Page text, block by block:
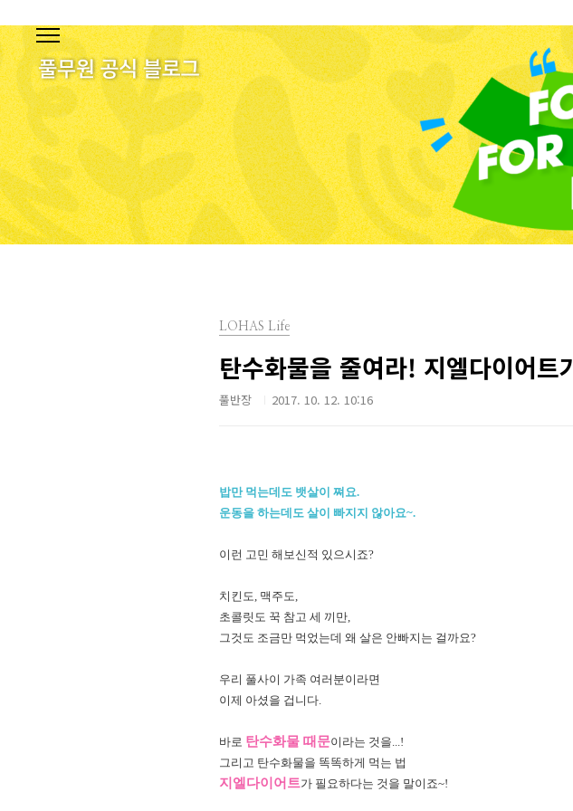
LOHAS Life
탄수화물을 줄여라! 지엘다이어
풀반장 2017. 10. 12. 10:16
밥만 먹는데도 뱃살이 쪄요.
운동을 하는데도 살이 빠지지 않아요~.
이런 고민 해보신적 있으시죠?
치킨도, 맥주도,
초콜릿도 꾹 참고 세 끼만,
그것도 조금만 먹었는데 왜 살은 안빠지는 걸까요?
우리 풀사이 가족 여러분이라면
이제 아셨을 겁니다.
바로 탄수화물 때문이라는 것을...!
그리고 탄수화물을 똑똑하게 먹는 법
지엘다이어트가 필요하다는 것을 말이죠~!